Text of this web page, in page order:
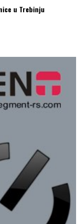
u Trebinju